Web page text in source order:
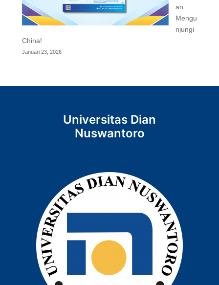
an
Mengu
njungi
China!
Januari 23, 2026
Universitas Dian
Nuswantoro